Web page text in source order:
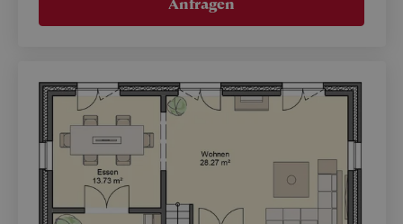
Anfragen